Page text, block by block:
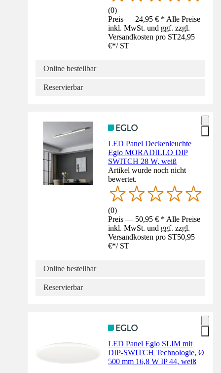
(0)
Preis — 24,95 € * Alle Preise
inkl. MwSt. und ggf. zzgl.
Versandkosten pro ST24,95
€*/ ST
Online bestellbar
Reservierbar
LED Panel Deckenleuchte
Eglo MORADILLO DIP
SWITCH 28 W, weiß
Artikel wurde noch nicht
bewertet.
(0)
Preis — 50,95 € * Alle Preise
inkl. MwSt. und ggf. zzgl.
Versandkosten pro ST50,95
€*/ ST
Online bestellbar
Reservierbar
LED Panel Eglo SLIM mit
DIP-SWITCH Technologie, Ø
500 mm 16,8 W IP 44, weiß